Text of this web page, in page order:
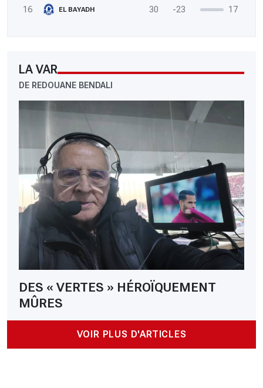
16
EL BAYADH 30 -23 17
LA VAR
DE REDOUANE BENDALI
DES « VERTES » HÉROÏQUEMENT
MÛRES
VOIR PLUS D'ARTICLES